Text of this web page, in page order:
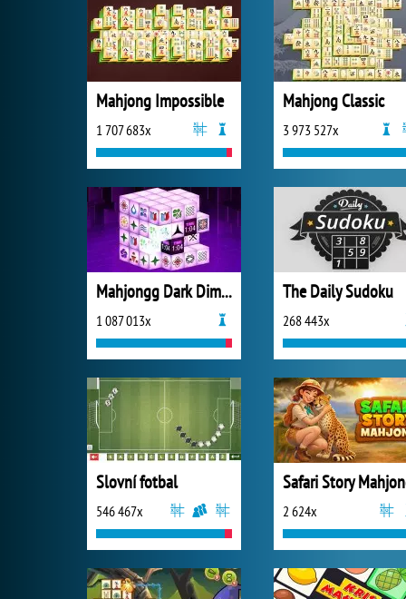
Mahjong Impossible
1 707 683x
Mahjong Classic
3 973 527x
Mahjongg Dark Dimensions
1 087 013x
The Daily Sudoku
268 443x
Slovní fotbal
546 467x
Safari Story
2 624x